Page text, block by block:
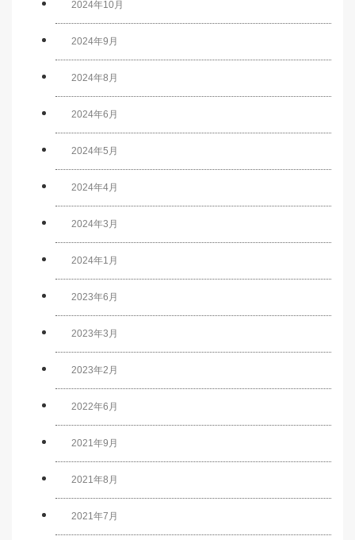
2024年10月
2024年9月
2024年8月
2024年6月
2024年5月
2024年4月
2024年3月
2024年1月
2023年6月
2023年3月
2023年2月
2022年6月
2021年9月
2021年8月
2021年7月